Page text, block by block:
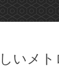
いメト